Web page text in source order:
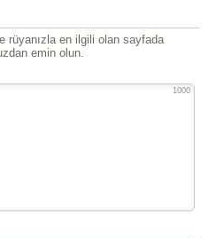
rüyanızla en ilgili olan sayfada
emin olun.
1000